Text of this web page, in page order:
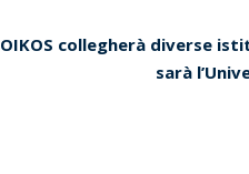
OIKOS collegherà diverse
sarà